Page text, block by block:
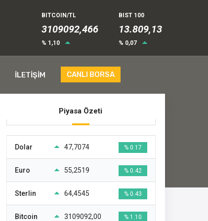
BITCOIN/TL
3109092,466
% 1,10
BIST 100
13.809,13
% 0,07
İLETİŞİM CANLI BORSA
Piyasa Özeti
Dolar 47,7074 % 0.17
Euro 55,2519 % 0.42
Sterlin 64,4545 % 0.43
Bitcoin 3109092,00 % 1.10